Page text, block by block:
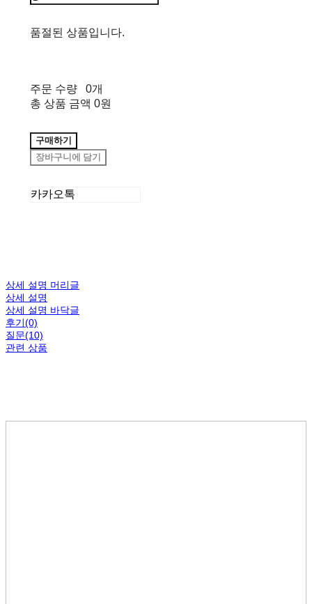
품절된 상품입니다.
주문 수량
0개
총 상품 금액 0원
구매하기
장바구니에 담기
카카오톡
상세 설명 머리글
상세 설명
상세 설명 바닥글
후기(0)
질문(10)
관련 상품